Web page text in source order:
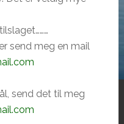
send meg en mail
send det til meg